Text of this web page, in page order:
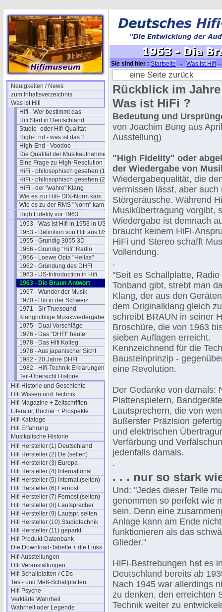
Neuigkeiten / News
zum Inhaltsverzeichnis
Was ist Hifi
Hifi - Wer bestimmt das
Hifi Start in Deutschland
Studio- oder Hifi-Qualität
High-End - was ist das ?
High-End - Voodoo
Die Qualität der Musikaufnahmen
Eine Frage zu High-Resolution
HiFi - philosophisch gesehen (1)
HiFi - philosophisch gesehen (2)
HiFi - der "wahre" Klang
Wie es zur Hifi- DIN-Norm kam
Wie es zu der RMS "Norm" kam
High Fidelity vor 1963
1953 - Was ist Hifi in 1953 in USA
1953 - Definition von Hifi aus USA
1955 - Grundig 3055 3D
1956 - Grundig "Hifi" Radio
1956 - Loewe Opta "Hellas"
1962 - Gründung des DHFI
1963 - US-Introduction in Hifi
1963 - Die Braun Antwort
1967 - Wunder der Musik
1970 - Hifi in der Schweiz
1971 - Sir Truesound
Klangrichtige Musikwiedergabe 74
1975 - Dual Vorschläge
1976 - Das "DHFI" heute
1978 - Das Hifi Kolleg
1978 - Aus japanischer Sicht
1982 - 20 Jahre DHFI
1982 - Hifi-Technik Erklärungen
Teil-Übersicht Historie
Hifi Historie und Geschichte
Hifi Wissen und Technik
Hifi Magazine + Zeitschriften
Literatur, Bücher + Prospekte
Hifi Kataloge
Hifi Erfahrung
Musikalische Historie
Hifi Hersteller (1) Deutschland
Hifi Hersteller (2) De (selten)
Hifi Hersteller (3) Europa
Hifi Hersteller (4) International
Hifi Hersteller (5) Internat.(selten)
Hifi Hersteller (6) Fernost
Hifi Hersteller (7) Fernost (selten)
Hifi Hersteller (8) Lautsprecher
Hifi Hersteller (9) Lautspr. selten
Hifi Hersteller (10) Studiotechnik
Hifi Hersteller (11) geparkt
Hifi Produkt-Datenbank
Die Download-Tabelle + die Links
Hifi Ausstellungen
Hifi Veranstaltungen
Hifi Schallplatten / CDs
Test- und Meß-Schallplatten
Hifi Psyche
Verklärte Wahrheit
Wahrheit oder Legende
Sie sind hier : Startseite → Was ist Hifi →
eine Seite zurück
Rückblick im
Was ist HiFi ?
Bedeutung und
von Joachim Bung aus
Ausstellung)
"High Fidelity" oder
der Wiedergabe von
Wiedergabequalität, die
vermissen lässt, aber
Störgeräusche. Während
Musikübertragung vorgibt,
Wiedergabe ist demnach
braucht keinem HiFi-
HiFi und Stereo schafft
Vollendung.
.
"Seit es Schallplatte, Radio
Tonband gibt, strebt man
Klang, der aus den
dem Originalklang gleich
schreibt BRAUN in seiner
Broschüre, die von 1963
sieben Auflagen erreicht.
Kennzeichnend für die
Bausteinprinzip -
eine Revolution.
Der Gedanke von damals:
Plattenspielern,
Lautsprechern, die von
äußerster Präzision
und elektrischen
Verfärbung und
jedenfalls damals.
.
. . . nur so stark
Und: "Jedes dieser Teile
genommen so perfekt wie
sein. Denn eine
Anlage kann am Ende
funktionieren als das
Glieder."
HiFi-Bestrebungen hat es
Deutschland bereits ab
Nach 1945 war allerdings
zu denken, den erreichten
Technik weiter zu